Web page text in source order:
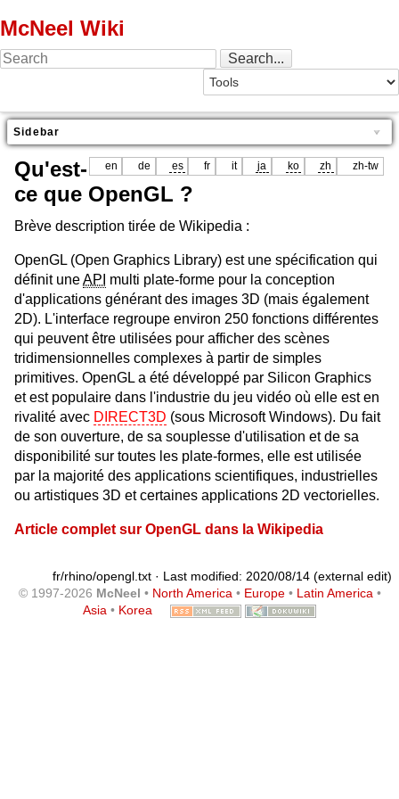
McNeel Wiki
Sidebar
en de es fr it ja ko zh zh-tw
Qu'est-
ce que OpenGL ?
Brève description tirée de Wikipedia :
OpenGL (Open Graphics Library) est une spécification qui
définit uneAPI multi plate-forme pour la conception
d'applications générant des images 3D (mais également
2D). L'interface regroupe environ 250 fonctions différentes
qui peuvent être utilisées pour afficher des scènes
tridimensionnelles complexes à partir de simples
primitives. OpenGL a été développé par Silicon Graphics
et est populaire dans l'industrie du jeu vidéo où elle est en
rivalité avec DIRECT3D (sous Microsoft Windows). Du fait
de son ouverture, de sa souplesse d'utilisation et de sa
disponibilité sur toutes les plate-formes, elle est utilisée
par la majorité des applications scientifiques, industrielles
ou artistiques 3D et certaines applications 2D vectorielles.
Article complet sur OpenGL dans la Wikipedia
fr/rhino/opengl.txt · Last modified: 2020/08/14 (external edit)
© 1997-2026 McNeel • North America • Europe• Latin America •
Asia • Korea